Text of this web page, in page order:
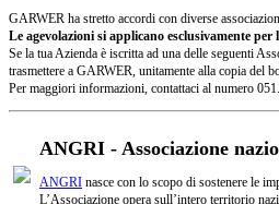
GARWER ha stretto accordi con diverse
Le agevolazioni si applicano esclusivamente
Se la tua Azienda è iscritta ad una delle seguenti
trasmettere a GARWER, unitamente alla copia del
Per maggiori informazioni, contattaci al numero
ANGRI - Associazione
ANGRI nasce con lo scopo di sostenere le
L’Associazione opera sull’intero territorio